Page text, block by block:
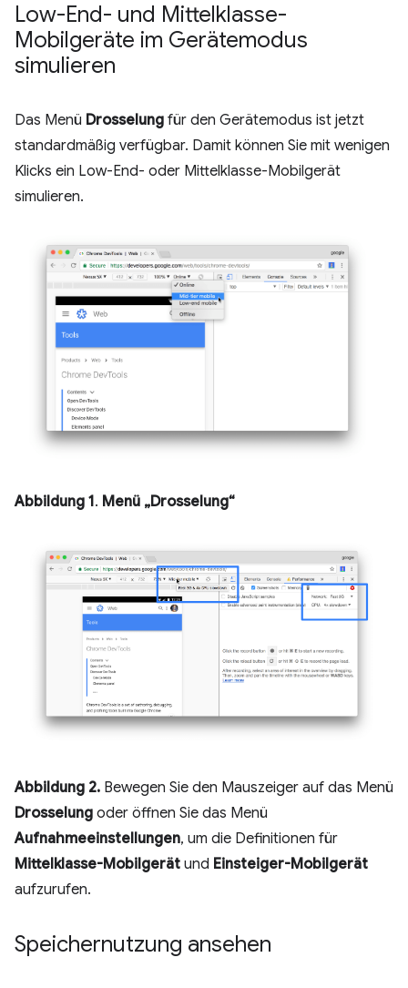
Low-End- und Mittelklasse-
Mobilgeräte im Gerätemodus
simulieren
Das Menü Drosselung für den Gerätemodus ist jetzt
standardmäßig verfügbar. Damit können Sie mit wenigen
Klicks ein Low-End- oder Mittelklasse-Mobilgerät
simulieren.
Abbildung 1. Menü „Drosselung“
Abbildung 2. Bewegen Sie den Mauszeiger auf das Menü
Drosselung oder öffnen Sie das Menü
Aufnahmeeinstellungen, um die Definitionen für
Mittelklasse-Mobilgerät und Einsteiger-Mobilgerät
aufzurufen.
Speichernutzung ansehen